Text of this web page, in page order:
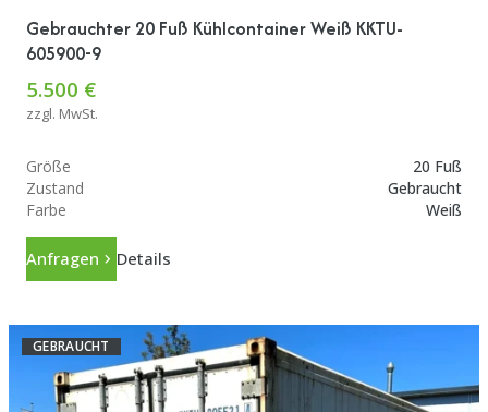
Gebrauchter 20 Fuß Kühlcontainer Weiß KKTU-
605900-9
5.500 €
zzgl. MwSt.
Größe
20 Fuß
Zustand
Gebraucht
Farbe
Weiß
Anfragen Details
GEBRAUCHT